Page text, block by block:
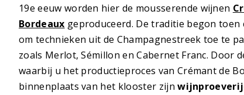
19e eeuw worden hier de mousserende wijnen
Bordeaux geproduceerd. De traditie begon toen
om technieken uit de Champagnestreek toe te
zoals Merlot, Sémillon en Cabernet Franc. Door
waarbij u het productieproces van Crémant de
binnenplaats van het klooster zijn